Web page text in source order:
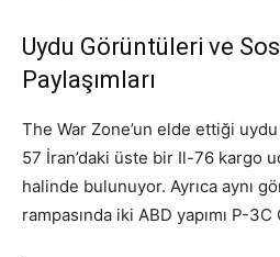
Uydu Görüntüleri ve
Paylaşımları
The War Zone’un elde ettiği
57 İran’daki üste bir Il-76 kargo
halinde bulunuyor. Ayrıca aynı
rampasında iki ABD yapımı P-